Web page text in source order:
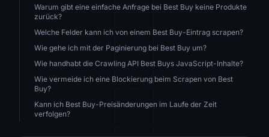
Warum gibt eine einfache Anfrage bei Best Buy keine Produkte
zurück?
Welche Felder kann ich von einem Best Buy-Eintrag scrapen?
Wie gehe ich mit der Paginierung bei Best Buy um?
Wie handhabt die Crawling API Best Buys JavaScript-Inhalte?
Wie vermeide ich eine Blockierung beim Scrapen von Best
Buy?
Kann ich Best Buy-Preisänderungen im Laufe der Zeit
verfolgen?